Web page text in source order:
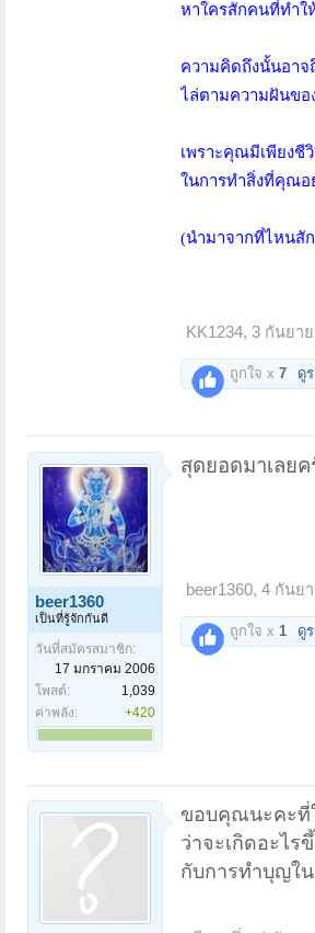
หาใครสักคนที่ทำใ
ความคิดถึงนั้นอาจ
ไล่ตามความฝันขอ
เพราะคุณมีเพียงชี
ในการทำสิ่งที่คุณอ
(นำมาจากที่ไหนสั
KK1234, 3 กันยา
ถูกใจ x 7 ดู
beer1360
เป็นที่รู้จักกันดี
วันที่สมัครสมาชิก:
17 มกราคม 2006
โพสต์:
1,039
ค่าพลัง:
+420
สุดยอดมาเลย
beer1360, 4 กันย
ถูกใจ x 1 ดู
ขอบคุณนะคะที่
ว่าจะเกิดอะไ
กับการทำบุญใ